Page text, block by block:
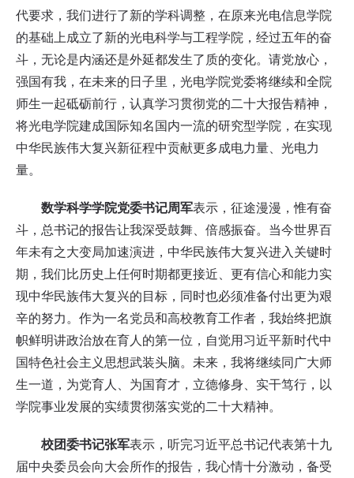
代要求，我们进行了新的学科调整，在原来光电信息学院
的基础上成立了新的光电科学与工程学院，经过五年的奋
斗，无论是内涵还是外延都发生了质的变化。请党放心，
强国有我，在未来的日子里，光电学院党委将继续和全院
师生一起砥砺前行，认真学习贯彻党的二十大报告精神，
将光电学院建成国际知名国内一流的研究型学院，在实现
中华民族伟大复兴新征程中贡献更多成电力量、光电力
量。
数学科学学院党委书记周军表示，征途漫漫，惟有奋
斗，总书记的报告让我深受鼓舞、倍感振奋。当今世界百
年未有之大变局加速演进，中华民族伟大复兴进入关键时
期，我们比历史上任何时期都更接近、更有信心和能力实
现中华民族伟大复兴的目标，同时也必须准备付出更为艰
辛的努力。作为一名党员和高校教育工作者，我始终把旗
帜鲜明讲政治放在育人的第一位，自觉用习近平新时代中
国特色社会主义思想武装头脑。未来，我将继续同广大师
生一道，为党育人、为国育才，立德修身、实干笃行，以
学院事业发展的实绩贯彻落实党的二十大精神。
校团委书记张军表示，听完习近平总书记代表第十九
届中央委员会向大会所作的报告，我心情十分激动，备受